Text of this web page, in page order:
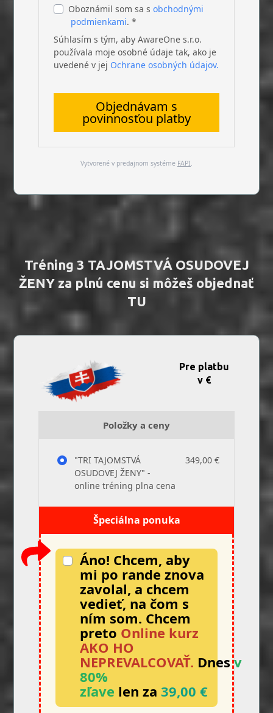
Oboznámil som sa sobchodnými
podmienkami. *
Súhlasím s tým, aby AwareOne s.r.o.
používala moje osobné údaje tak, ako je
uvedené v jej Ochrane osobných údajov.
Objednávam s
povinnosťou platby
Vytvorené v predajnom systéme FAPI.
Tréning 3 TAJOMSTVÁ OSUDOVEJ
ŽENY za plnú cenu si môžeš objednať
TU
Pre platbu
v €
Položky a ceny
"TRI TAJOMSTVÁ
OSUDOVEJ ŽENY" -
online tréning plna cena
349,00 €
Špeciálna ponuka
Áno! Chcem, aby
mi po rande znova
zavolal, a chcem
vedieť, na čom s
ním som. Chcem
preto Online kurz
AKO HO
NEPREVALCOVAŤ. Dnes v
80%
zľave len za 39,00 €